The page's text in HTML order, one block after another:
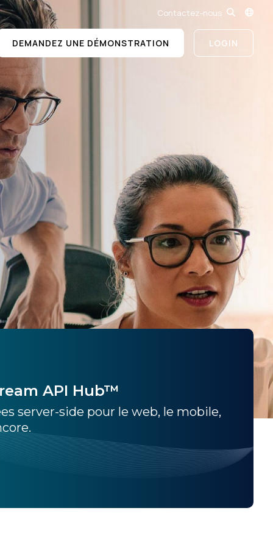
Contactez-nous
DEMANDEZ UNE DÉMONSTRATION LOGIN
API Hub™
server-side pour le web, le mobile,